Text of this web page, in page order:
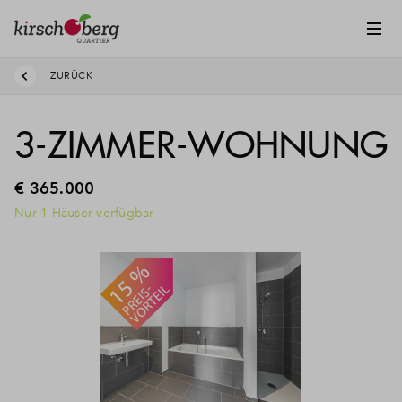
ZURÜCK
3-ZIMMER-WOHNUNG
€ 365.000
Nur 1 Häuser verfügbar